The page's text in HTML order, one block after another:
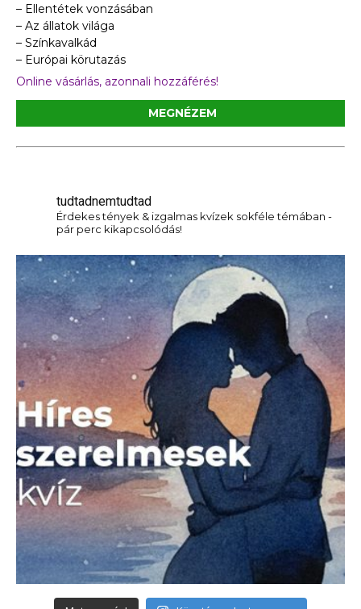
– Ellentétek vonzásában
– Az állatok világa
– Színkavalkád
– Európai körutazás
Online vásárlás, azonnali hozzáférés!
MEGNÉZEM
tudtadnemtudtad
Érdekes tények & izgalmas kvízek sokféle témában -
pár perc kikapcsolódás!